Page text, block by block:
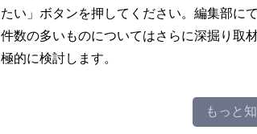
たい」ボタンを押してください。編集部に
件数の多いものについてはさらに深掘り取
極的に検討します。
もっと